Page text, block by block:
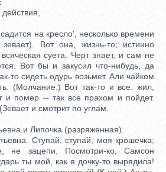
на кресло', несколько времени
Вот она, жизнь-то; истинно
суета. Черт знает, и сам не
Вот бы и закусил что-нибудь, да
то сидеть одурь возьмет. Али чайком
(Молчание.) Вот так-то и все: жил,
и помер -- так все прахом и пойдет.
и смотрит по углам.
и Липочка (разряженная).
Ступай, ступай, моя крошечка;
не зацепи. Посмотри-ко, Самсон
ты мой, как я дочку-то вырядила!